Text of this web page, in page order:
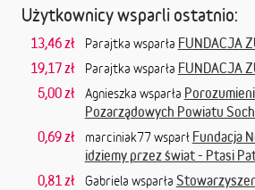
Użytkownicy wsparli ostatnio:
13,46 zł Parajtka wsparła FUNDACJA
19,17 zł
Parajtka wsparła FUNDACJA
5,00 zł
Agnieszka wsparła
Pozarządowych Powiatu
0,69 zł
marciniak77 wsparł Fundacja
idziemy przez świat - Ptasi
0,81 zł
Gabriela wsparła